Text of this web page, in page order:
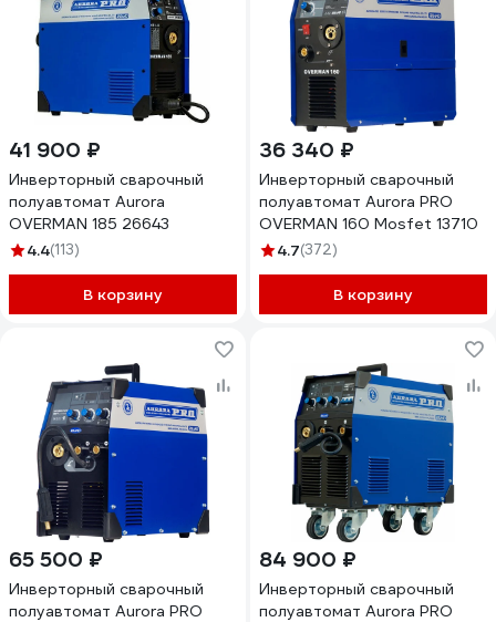
41 900 ₽
Инверторный сварочный
полуавтомат Aurora
OVERMAN 185 26643
4.4(113)
В корзину
36 340 ₽
Инверторный сварочный
полуавтомат Aurora PRO
OVERMAN 160 Mosfet 13710
4.7(372)
В корзину
65 500 ₽
Инверторный сварочный
полуавтомат Aurora PRO
84 900 ₽
Инверторный сварочный
полуавтомат Aurora PRO